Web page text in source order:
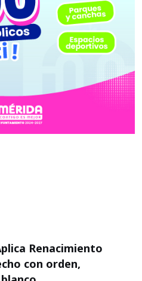
Renacimiento
con orden,